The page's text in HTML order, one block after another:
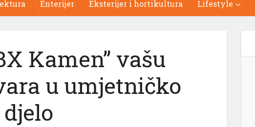
Enterijer Eksterijer i hortikultura Lifestyle
Kamen” vašu
u umjetničko
djelo